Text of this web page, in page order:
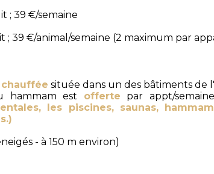
; 39 €/semaine
; 39 €/animal/semaine (2 maximum par
située dans un des bâtiments de
hammam est offerte par appt/semaine
les piscines, saunas,
- à 150 m environ)